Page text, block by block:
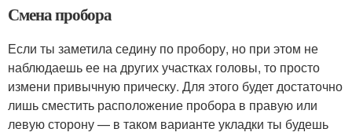
Смена пробора
Если ты заметила седину по пробору, но при этом не
наблюдаешь ее на других участках головы, то просто
измени привычную прическу. Для этого будет достаточно
лишь сместить расположение пробора в правую или
левую сторону — в таком варианте укладки ты будешь